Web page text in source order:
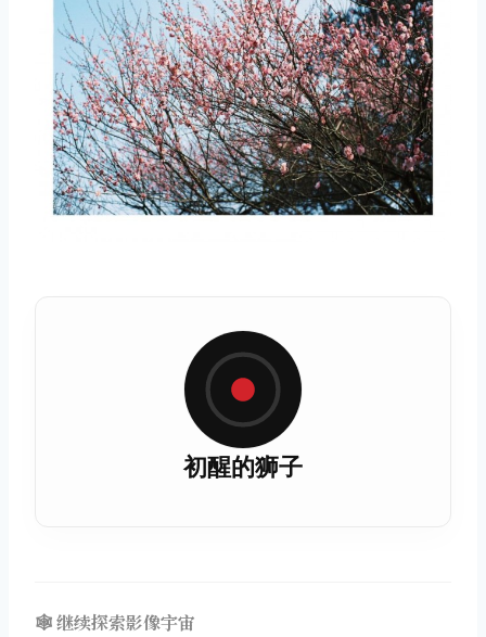
初醒的狮子
🕸️ 继续探索影像宇宙
取消 搜索